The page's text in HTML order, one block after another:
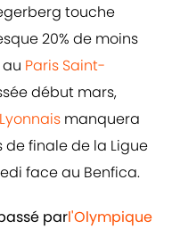
touche
20% de moins
Paris Saint-
début mars,
manquera
finale de la Ligue
face au Benfica.
parl'Olympique